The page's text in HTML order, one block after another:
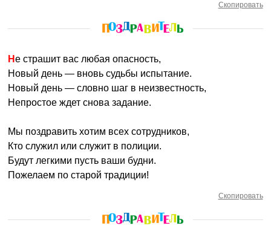
Скопировать
Не страшит вас любая опасность,
Новый день — вновь судьбы испытание.
Новый день — словно шаг в неизвестность,
Непростое ждет снова задание.
Мы поздравить хотим всех сотрудников,
Кто служил или служит в полиции.
Будут легкими пусть ваши будни.
Пожелаем по старой традиции!
Скопировать